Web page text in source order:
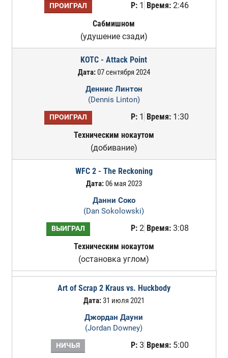
ПРОИГРАЛ Р:1 Время:2:46
Сабмишном
(удушение сзади)
KOTC - Attack Point
Дата:07 сентября 2024
Деннис Линтон
(Dennis Linton)
ПРОИГРАЛ Р:1 Время:1:30
Техническим нокаутом
(добивание)
WFC 2 - The Reckoning
Дата:06 мая 2023
Данни Соко
(Dan Sokolowski)
ВЫИГРАЛ Р:2 Время:3:08
Техническим нокаутом
(остановка углом)
Art of Scrap 2 Kraus vs. Huckbody
Дата:31 июля 2021
Джордан Дауни
(Jordan Downey)
НИЧЬЯ Р:3 Время:5:00